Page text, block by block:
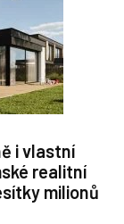
i vlastní
realitní
milionů